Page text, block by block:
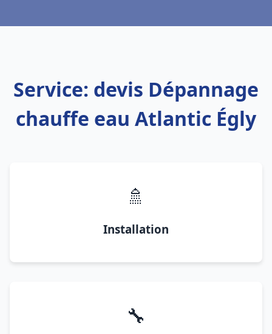
Service: devis Dépannage
chauffe eau Atlantic Égly
🚿
Installation
🔧